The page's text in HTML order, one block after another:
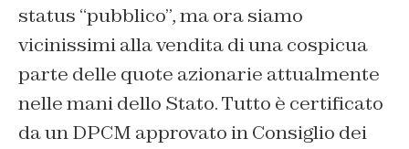
status “pubblico”, ma ora siamo
vicinissimi alla vendita di una cospicua
parte delle quote azionarie attualmente
nelle mani dello Stato. Tutto è certificato
da un DPCM approvato in Consiglio dei